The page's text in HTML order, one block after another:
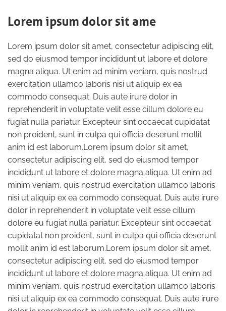
Lorem ipsum dolor sit ame
Lorem ipsum dolor sit amet, consectetur adipiscing elit,
sed do eiusmod tempor incididunt ut labore et dolore
magna aliqua. Ut enim ad minim veniam, quis nostrud
exercitation ullamco laboris nisi ut aliquip ex ea
commodo consequat. Duis aute irure dolor in
reprehenderit in voluptate velit esse cillum dolore eu
fugiat nulla pariatur. Excepteur sint occaecat cupidatat
non proident, sunt in culpa qui officia deserunt mollit
anim id est laborum.Lorem ipsum dolor sit amet,
consectetur adipiscing elit, sed do eiusmod tempor
incididunt ut labore et dolore magna aliqua. Ut enim ad
minim veniam, quis nostrud exercitation ullamco laboris
nisi ut aliquip ex ea commodo consequat. Duis aute irure
dolor in reprehenderit in voluptate velit esse cillum
dolore eu fugiat nulla pariatur. Excepteur sint occaecat
cupidatat non proident, sunt in culpa qui officia deserunt
mollit anim id est laborum.Lorem ipsum dolor sit amet,
consectetur adipiscing elit, sed do eiusmod tempor
incididunt ut labore et dolore magna aliqua. Ut enim ad
minim veniam, quis nostrud exercitation ullamco laboris
nisi ut aliquip ex ea commodo consequat. Duis aute irure